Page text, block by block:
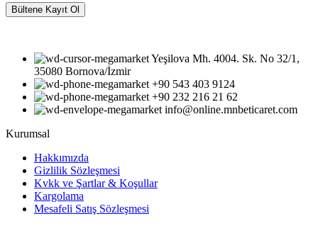
Yeşilova Mh. 4004. Sk. No 32/1,
35080 Bornova/İzmir
+90 543 403 9124
‎+90 232 216 21 62
info@online.mnbeticaret.com
Kurumsal
Hakkımızda
Gizlilik Sözleşmesi
Kvkk ve Şartlar & Koşullar
Kargolama
Mesafeli Satış Sözleşmesi